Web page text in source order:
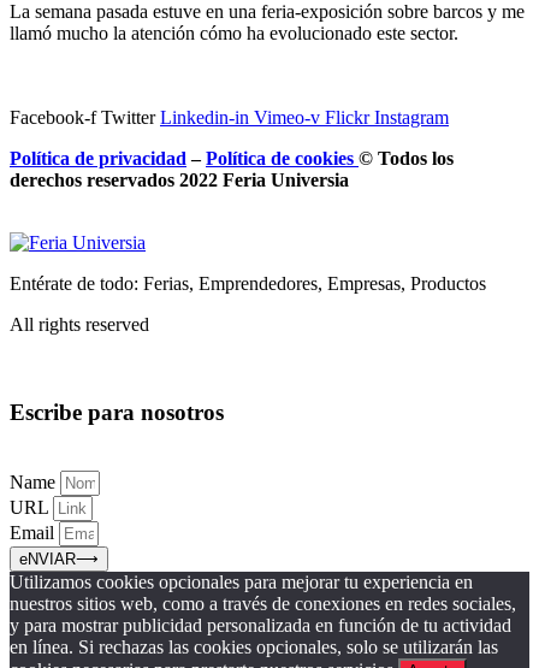
La semana pasada estuve en una feria-exposición sobre barcos y me
llamó mucho la atención cómo ha evolucionado este sector.
Facebook-f Twitter Linkedin-in Vimeo-v Flickr Instagram
Política de privacidad –Política de cookies © Todos los
derechos reservados 2022 Feria Universia
Entérate de todo: Ferias, Emprendedores, Empresas, Productos
All rights reserved
Escribe para nosotros
Name
URL
Email
eNVIAR⟶
Utilizamos cookies opcionales para mejorar tu experiencia en
nuestros sitios web, como a través de conexiones en redes sociales,
y para mostrar publicidad personalizada en función de tu actividad
en línea. Si rechazas las cookies opcionales, solo se utilizarán las